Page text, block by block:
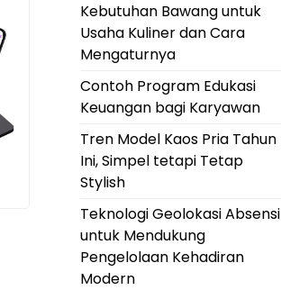
Kebutuhan Bawang untuk
Usaha Kuliner dan Cara
Mengaturnya
Contoh Program Edukasi
Keuangan bagi Karyawan
Tren Model Kaos Pria Tahun
Ini, Simpel tetapi Tetap
Stylish
Teknologi Geolokasi Absensi
untuk Mendukung
Pengelolaan Kehadiran
Modern